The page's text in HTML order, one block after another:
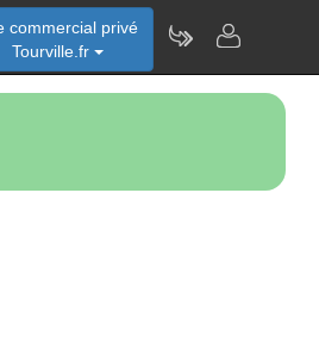
commercial privé
Tourville.fr